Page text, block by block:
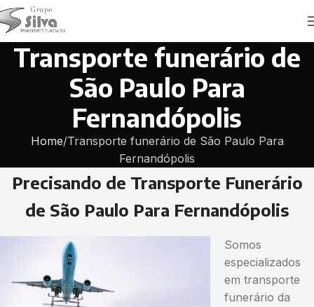
Transporte funerário de
São Paulo Para
Fernandópolis
Home Transporte funerário de São Paulo Para
Fernandópolis
Precisando de Transporte Funerário
de São Paulo Para Fernandópolis
Somos
especializados
em transporte
funerário da